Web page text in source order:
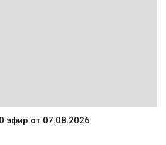
эфир от 07.08.2026